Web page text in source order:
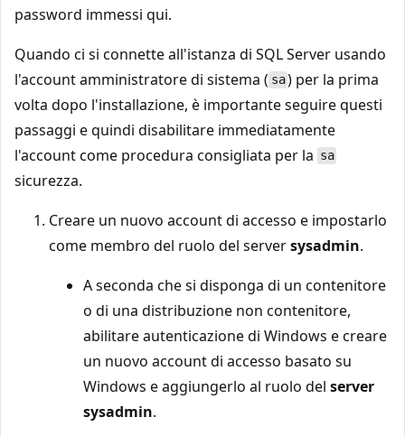
password immessi qui.
Quando ci si connette all'istanza di SQL Server usando
l'account amministratore di sistema ( sa) per la prima
volta dopo l'installazione, è importante seguire questi
passaggi e quindi disabilitare immediatamente
l'account come procedura consigliata per la sa
sicurezza.
Creare un nuovo account di accesso e impostarlo
come membro del ruolo del serversysadmin.
A seconda che si disponga di un contenitore
o di una distribuzione non contenitore,
abilitare autenticazione di Windows e creare
un nuovo account di accesso basato su
Windows e aggiungerlo al ruolo del server
sysadmin.